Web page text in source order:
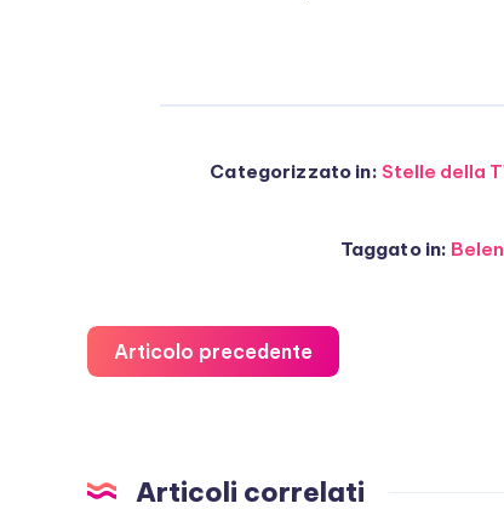
Categorizzato in: Stelle della
Taggato in:
Articolo precedente
Articoli correlati